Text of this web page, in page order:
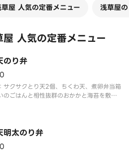
屋 人気の定番メニュー 浅草屋
人気の定番メニュー
のり弁
クサクとり天2個、ちくわ天、煮卵弁当箱
のごはんと相性抜群のおかかと海苔を敷き
明太のり弁